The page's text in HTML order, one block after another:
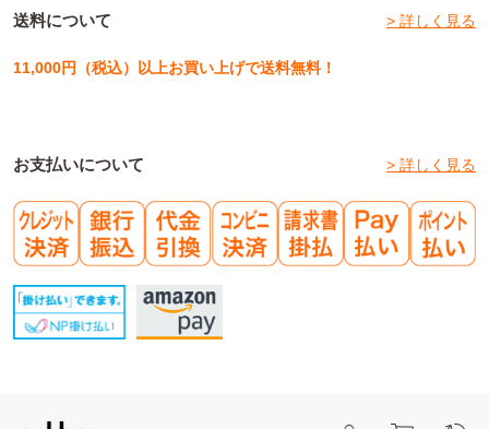
送料について > 詳しく見る
11,000円（税込）以上お買い上げで送料無料！
お支払いについて > 詳しく見る